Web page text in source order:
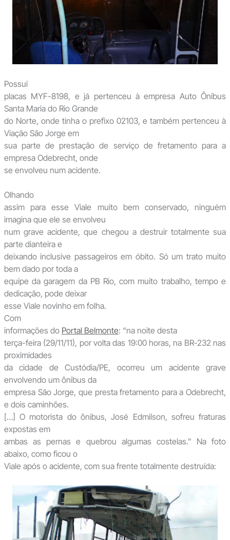
Possui
placas MYF-8198, e já pertenceu à empresa Auto Ônibus
Santa Maria do Rio Grande
do Norte, onde tinha o prefixo 02103, e também pertenceu à
Viação São Jorge em
sua parte de prestação de serviço de fretamento para a
empresa Odebrecht, onde
se envolveu num acidente.
Olhando
assim para esse Viale muito bem conservado, ninguém
imagina que ele se envolveu
num grave acidente, que chegou a destruir totalmente sua
parte dianteira e
deixando inclusive passageiros em óbito. Só um trato muito
bem dado por toda a
equipe da garagem da PB Rio, com muito trabalho, tempo e
dedicação, pode deixar
esse Viale novinho em folha.
Com
informações do Portal Belmonte: “na noite desta
terça-feira (29/11/11), por volta das 19:00 horas, na BR-232 nas
proximidades
da cidade de Custódia/PE, ocorreu um acidente grave
envolvendo um ônibus da
empresa São Jorge, que presta fretamento para a Odebrecht,
e dois caminhões.
[…] O motorista do ônibus, José Edmilson, sofreu fraturas
expostas em
ambas as pernas e quebrou algumas costelas.” Na foto
abaixo, como ficou o
Viale após o acidente, com sua frente totalmente destruída: